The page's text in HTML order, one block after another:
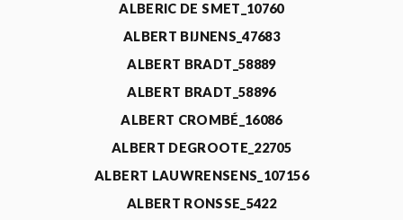
ALBERIC DE SMET_10760
ALBERT BIJNENS_47683
ALBERT BRADT_58889
ALBERT BRADT_58896
ALBERT CROMBÉ_16086
ALBERT DEGROOTE_22705
ALBERT LAUWRENSENS_107156
ALBERT RONSSE_5422